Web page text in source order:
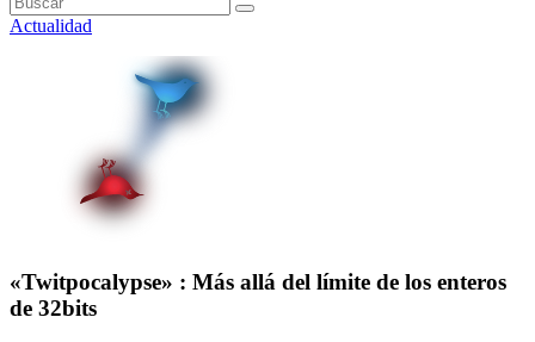
Actualidad
«Twitpocalypse» : Más allá del límite de los enteros
de 32bits